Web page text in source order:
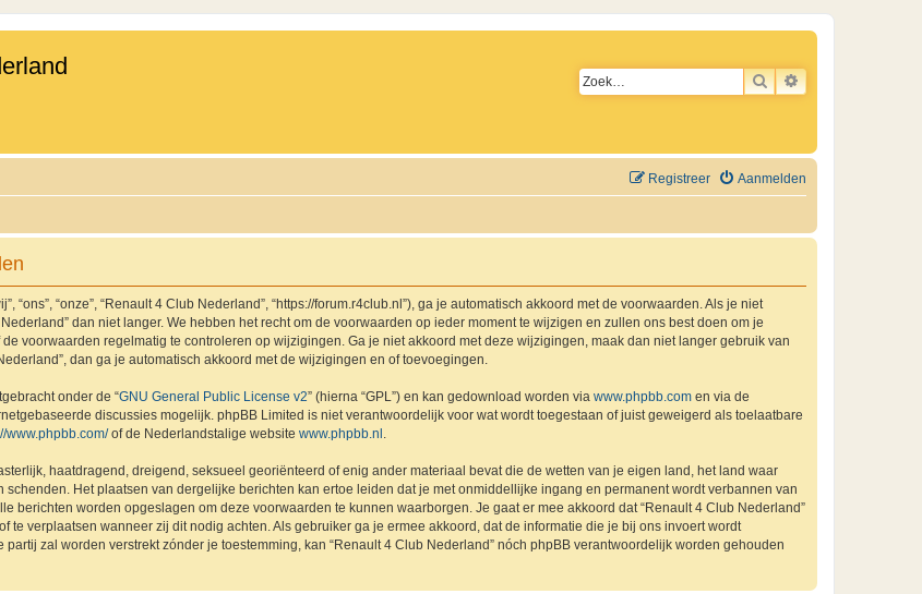
ZOEKUITGEBREID
Aanmelden
Registreer
“ons”, “onze”, “Renault 4 Club Nederland”, “https://forum.r4club.nl”), ga je automatisch akkoord met de voorwaarden. Als je niet
dan niet langer. We hebben het recht om de voorwaarden op ieder moment te wijzigen en zullen ons best doen om je
voorwaarden regelmatig te controleren op wijzigingen. Ga je niet akkoord met deze wijzigingen, maak dan niet langer gebruik van
dan ga je automatisch akkoord met de wijzigingen en of toevoegingen.
onder de “GNU General Public License v2” (hierna “GPL”) en kan gedownload worden via www.phpbb.com en via de
discussies mogelijk. phpBB Limited is niet verantwoordelijk voor wat wordt toegestaan of juist geweigerd als toelaatbare
www.phpbb.com/of de Nederlandstalige website www.phpbb.nl .
haatdragend, dreigend, seksueel georiënteerd of enig ander materiaal bevat die de wetten van je eigen land, het land waar
Het plaatsen van dergelijke berichten kan ertoe leiden dat je met onmiddellijke ingang en permanent wordt verbannen van
berichten worden opgeslagen om deze voorwaarden te kunnen waarborgen. Je gaat er mee akkoord dat “Renault 4 Club Nederland”
te verplaatsen wanneer zij dit nodig achten. Als gebruiker ga je ermee akkoord, dat de informatie die je bij ons invoert wordt
zal worden verstrekt zónder je toestemming, kan “Renault 4 Club Nederland” nóch phpBB verantwoordelijk worden gehouden